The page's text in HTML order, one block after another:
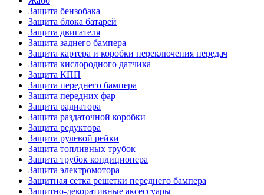
Защита бензобака
Защита блока батарей
Защита двигателя
Защита заднего бампера
Защита картера и коробки переключения передач
Защита кислородного датчика
Защита КПП
Защита переднего бампера
Защита передних фар
Защита радиатора
Защита раздаточной коробки
Защита редуктора
Защита рулевой рейки
Защита топливных трубок
Защита трубок кондиционера
Защита электромотора
Защитная сетка решетки переднего бампера
Защитно-декоративные аксессуары